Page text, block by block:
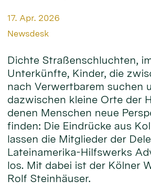
Datum:
17. Apr. 2026
Von:
Newsdesk
Dichte Straßenschluchten,
Unterkünfte, Kinder, die
nach Verwertbarem suchen
dazwischen kleine Orte der
denen Menschen neue
finden: Die Eindrücke aus
lassen die Mitglieder der
Lateinamerika-Hilfswerks
los. Mit dabei ist der Kölner
Rolf Steinhäuser.